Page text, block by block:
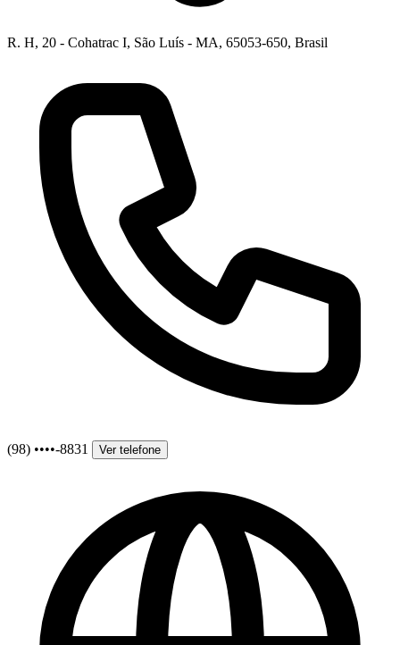
R. H, 20 - Cohatrac I, São Luís - MA, 65053-650, Brasil
(98) ••••-8831 Ver telefone